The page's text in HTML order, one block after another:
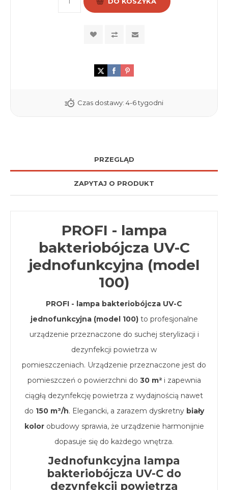
Czas dostawy: 4-6 tygodni
PRZEGLĄD
ZAPYTAJ O PRODUKT
PROFI - lampa
bakteriobójcza UV-C
jednofunkcyjna (model
100)
PROFI - lampa bakteriobójcza UV-C
jednofunkcyjna (model 100)to profesjonalne
urządzenie przeznaczone do suchej sterylizacji i
dezynfekcji powietrza w
pomieszczeniach. Urządzenie przeznaczone jest do
pomieszczeń o powierzchni do 30 m²i zapewnia
ciągłą dezynfekcję powietrza z wydajnością nawet
do 150 m³/h. Elegancki, a zarazem dyskretny biały
kolorobudowy sprawia, że urządzenie harmonijnie
dopasuje się do każdego wnętrza.
Jednofunkcyjna lampa
bakteriobójcza UV-C do
dezynfekcji powietrza